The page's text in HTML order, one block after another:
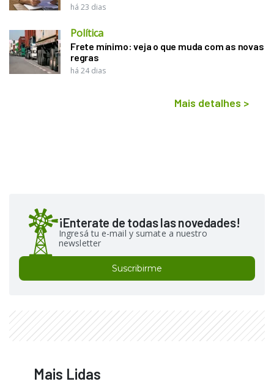
há 23 dias
Política
Frete mínimo: veja o que muda com as novas
regras
há 24 dias
Mais detalhes >
¡Enterate de todas las novedades!
Ingresá tu e-mail y sumate a nuestro
newsletter
Suscribirme
Mais Lidas